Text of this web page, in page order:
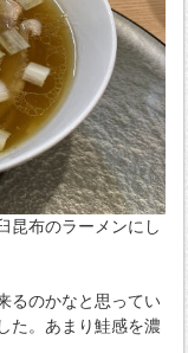
昆布のラーメンにし
るのかなと思ってい
た。あまり鮭感を濃